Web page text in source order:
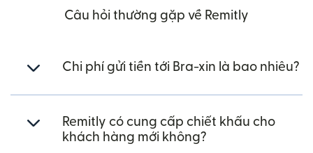
Câu hỏi thường gặp về Remitly
Chi phí gửi tiền tới Bra-xin là bao nhiêu?
Remitly có cung cấp chiết khấu cho
khách hàng mới không?